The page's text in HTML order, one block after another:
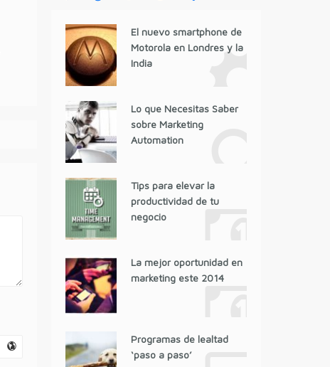
El nuevo smartphone de
Motorola en Londres y la
India
Lo que Necesitas Saber
sobre Marketing
Automation
Tips para elevar la
productividad de tu
negocio
La mejor oportunidad en
marketing este 2014
Programas de lealtad
‘paso a paso’